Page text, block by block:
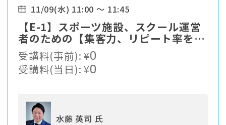
11/09(水) 11:00 ～ 11:45
【E-1】スポーツ施設、スクール運営
者のための【集客力、リピート率をア
ップさせる施設・スクール運営の仕組
み】
受講料(事前):¥0
受講料(当日):¥0
水藤 英司 氏